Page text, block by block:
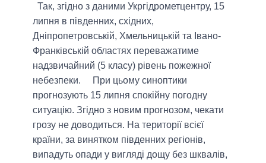
Так, згідно з даними Укргідрометцентру, 15
липня в південних, східних,
Дніпропетровській, Хмельницькій та Івано-
Франківській областях переважатиме
надзвичайний (5 класу) рівень пожежної
небезпеки. При цьому синоптики
прогнозують 15 липня спокійну погодну
ситуацію. Згідно з новим прогнозом, чекати
грозу не доводиться. На території всієї
країни, за винятком південних регіонів,
випадуть опади у вигляді дощу без шквалів,